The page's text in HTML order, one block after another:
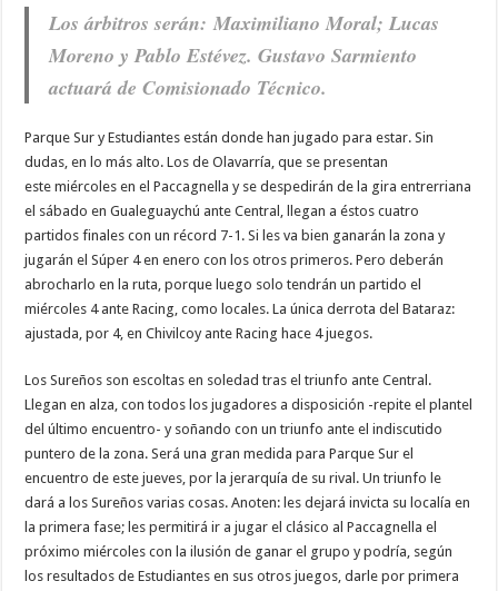
Los árbitros serán: Maximiliano Moral; Lucas
Moreno y Pablo Estévez. Gustavo Sarmiento
actuará de Comisionado Técnico.
Parque Sur y Estudiantes están donde han jugado para estar. Sin
dudas, en lo más alto. Los de Olavarría, que se presentan
este miércoles en el Paccagnella y se despedirán de la gira entrerriana
el sábado en Gualeguaychú ante Central, llegan a éstos cuatro
partidos finales con un récord 7-1. Si les va bien ganarán la zona y
jugarán el Súper 4 en enero con los otros primeros. Pero deberán
abrocharlo en la ruta, porque luego solo tendrán un partido el
miércoles 4 ante Racing, como locales. La única derrota del Bataraz:
ajustada, por 4, en Chivilcoy ante Racing hace 4 juegos.
Los Sureños son escoltas en soledad tras el triunfo ante Central.
Llegan en alza, con todos los jugadores a disposición -repite el plantel
del último encuentro- y soñando con un triunfo ante el indiscutido
puntero de la zona. Será una gran medida para Parque Sur el
encuentro de este jueves, por la jerarquía de su rival. Un triunfo le
dará a los Sureños varias cosas. Anoten: les dejará invicta su localía en
la primera fase; les permitirá ir a jugar el clásico al Paccagnella el
próximo miércoles con la ilusión de ganar el grupo y podría, según
los resultados de Estudiantes en sus otros juegos, darle por primera